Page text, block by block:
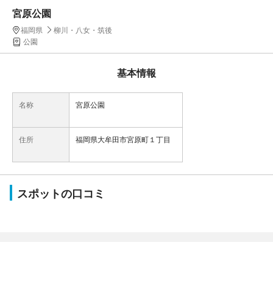
宮原公園
福岡県
柳川・八女・筑後
公園
基本情報
名称 宮原公園
住所 福岡県大牟田市宮原町１丁目
スポットの口コミ